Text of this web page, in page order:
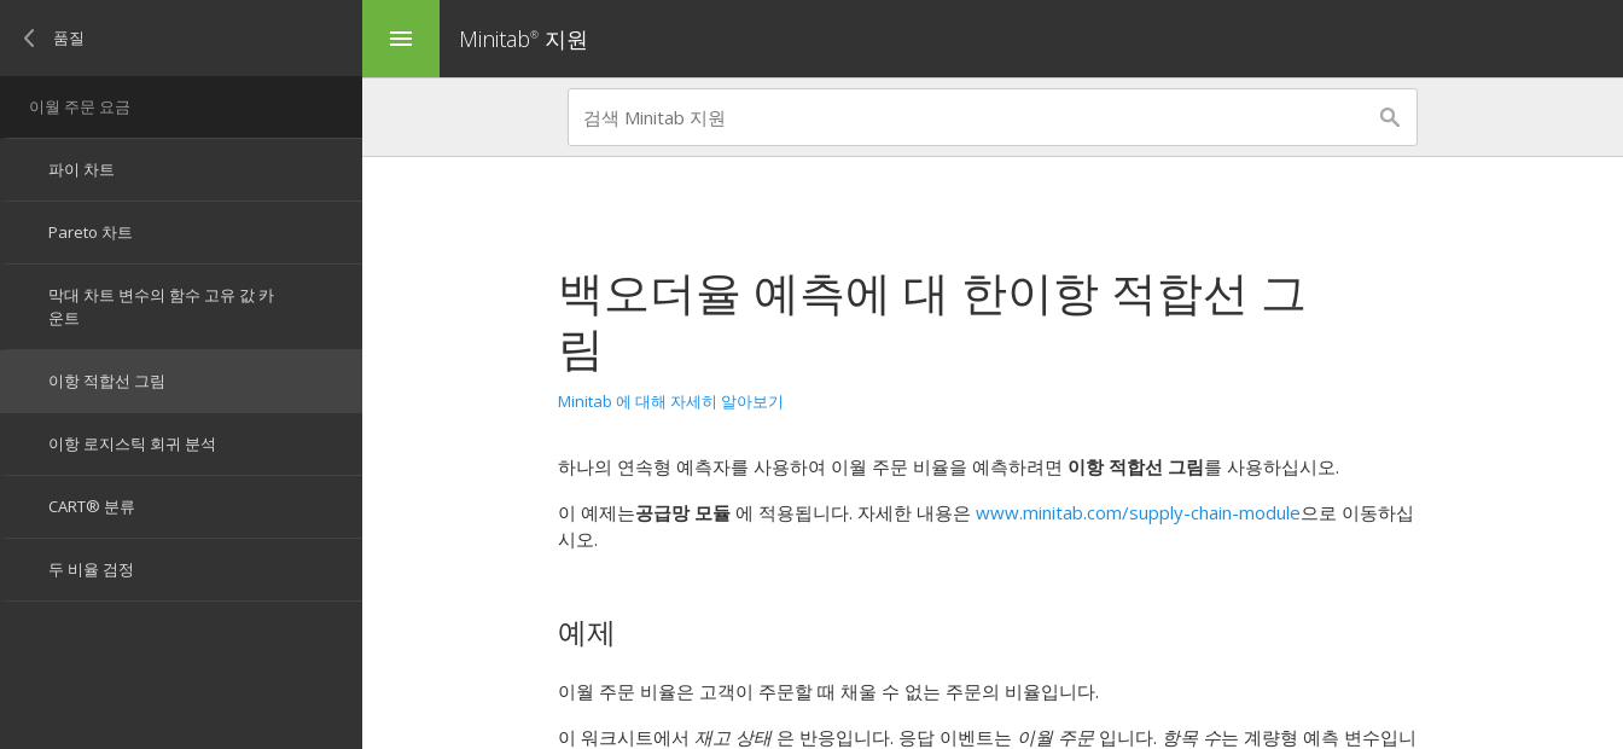
menu Minitab® 지원
백오더율 예측에 대 한이항 적합선 그
림
Minitab 에 대해 자세히 알아보기
하나의 연속형 예측자를 사용하여 이월 주문 비율을 예측하려면 이항 적합선 그림를 사용하십시오.
이 예제는공급망 모듈 에 적용됩니다. 자세한 내용은 www.minitab.com/supply-chain-module으로 이동하십
시오.
예제
이월 주문 비율은 고객이 주문할 때 채울 수 없는 주문의 비율입니다.
이 워크시트에서 재고 상태은 반응입니다. 응답 이벤트는 이월 주문 입니다. 항목 수는 계량형 예측 변수입니